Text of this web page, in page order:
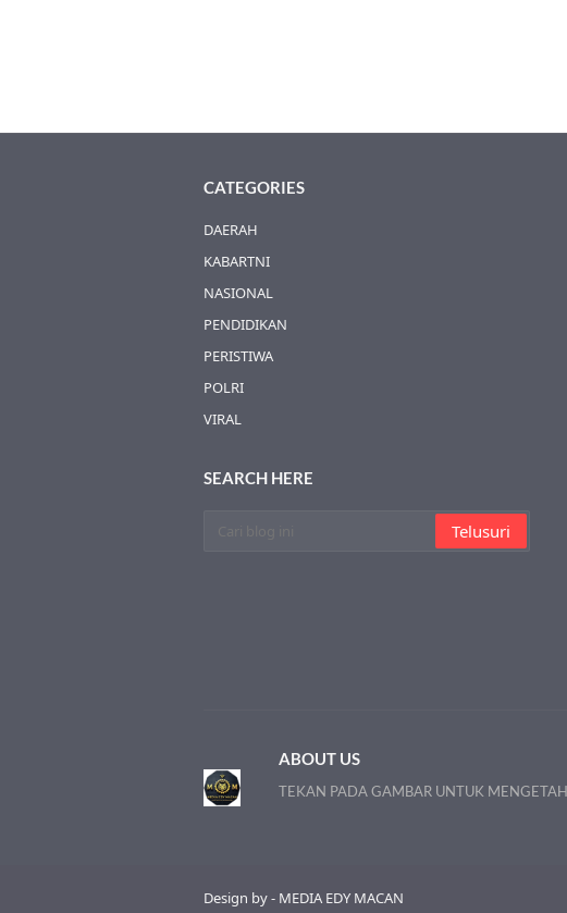
CATEGORIES
DAERAH
KABARTNI
NASIONAL
PENDIDIKAN
PERISTIWA
POLRI
VIRAL
SEARCH HERE
ABOUT US
TEKAN PADA GAMBAR UNTUK
Design by - MEDIA EDY MACAN